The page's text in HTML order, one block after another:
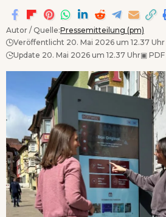
Autor / Quelle:Pressemitteilung (pm)
Veröffentlicht 20. Mai 2026 um 12.37 Uhr
Update 20. Mai 2026 um 12.37 Uhr▣